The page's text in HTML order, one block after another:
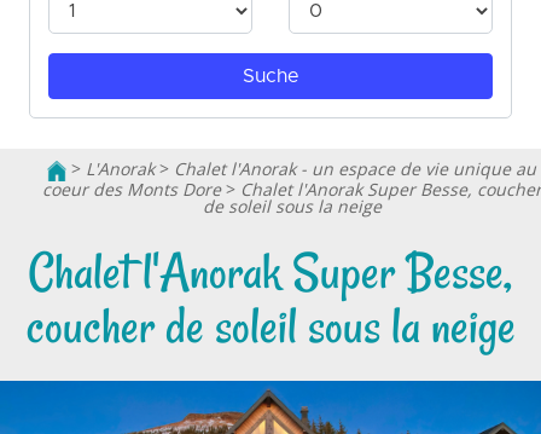
> L'Anorak> Chalet l'Anorak - un espace de vie unique au
coeur des Monts Dore> Chalet l'Anorak Super Besse, coucher
de soleil sous la neige
Chalet l'Anorak Super Besse,
coucher de soleil sous la neige